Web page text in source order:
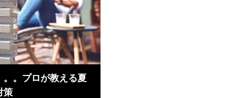
。プロが教える夏
策